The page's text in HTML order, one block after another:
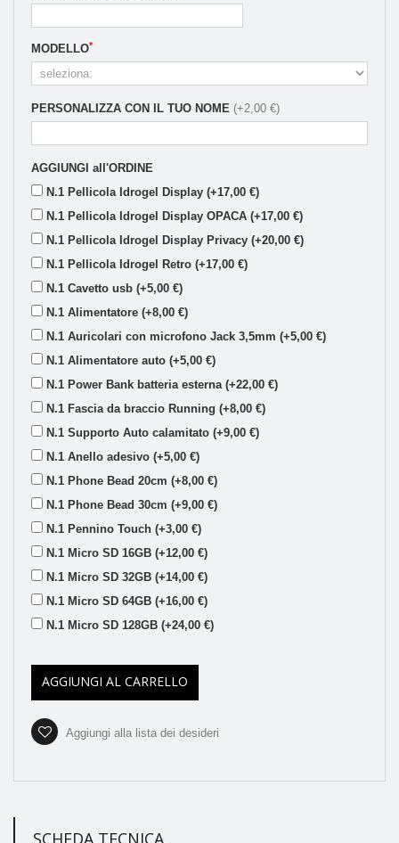
MODELLO*
PERSONALIZZA CON IL TUO NOME (+2,00 €)
AGGIUNGI all'ORDINE
N.1 Pellicola Idrogel Display (+17,00 €)
N.1 Pellicola Idrogel Display OPACA (+17,00 €)
N.1 Pellicola Idrogel Display Privacy (+20,00 €)
N.1 Pellicola Idrogel Retro (+17,00 €)
N.1 Cavetto usb (+5,00 €)
N.1 Alimentatore (+8,00 €)
N.1 Auricolari con microfono Jack 3,5mm (+5,00 €)
N.1 Alimentatore auto (+5,00 €)
N.1 Power Bank batteria esterna (+22,00 €)
N.1 Fascia da braccio Running (+8,00 €)
N.1 Supporto Auto calamitato (+9,00 €)
N.1 Anello adesivo (+5,00 €)
N.1 Phone Bead 20cm (+8,00 €)
N.1 Phone Bead 30cm (+9,00 €)
N.1 Pennino Touch (+3,00 €)
N.1 Micro SD 16GB (+12,00 €)
N.1 Micro SD 32GB (+14,00 €)
N.1 Micro SD 64GB (+16,00 €)
N.1 Micro SD 128GB (+24,00 €)
AGGIUNGI AL CARRELLO
Aggiungi alla lista dei desideri
SCHEDA TECNICA